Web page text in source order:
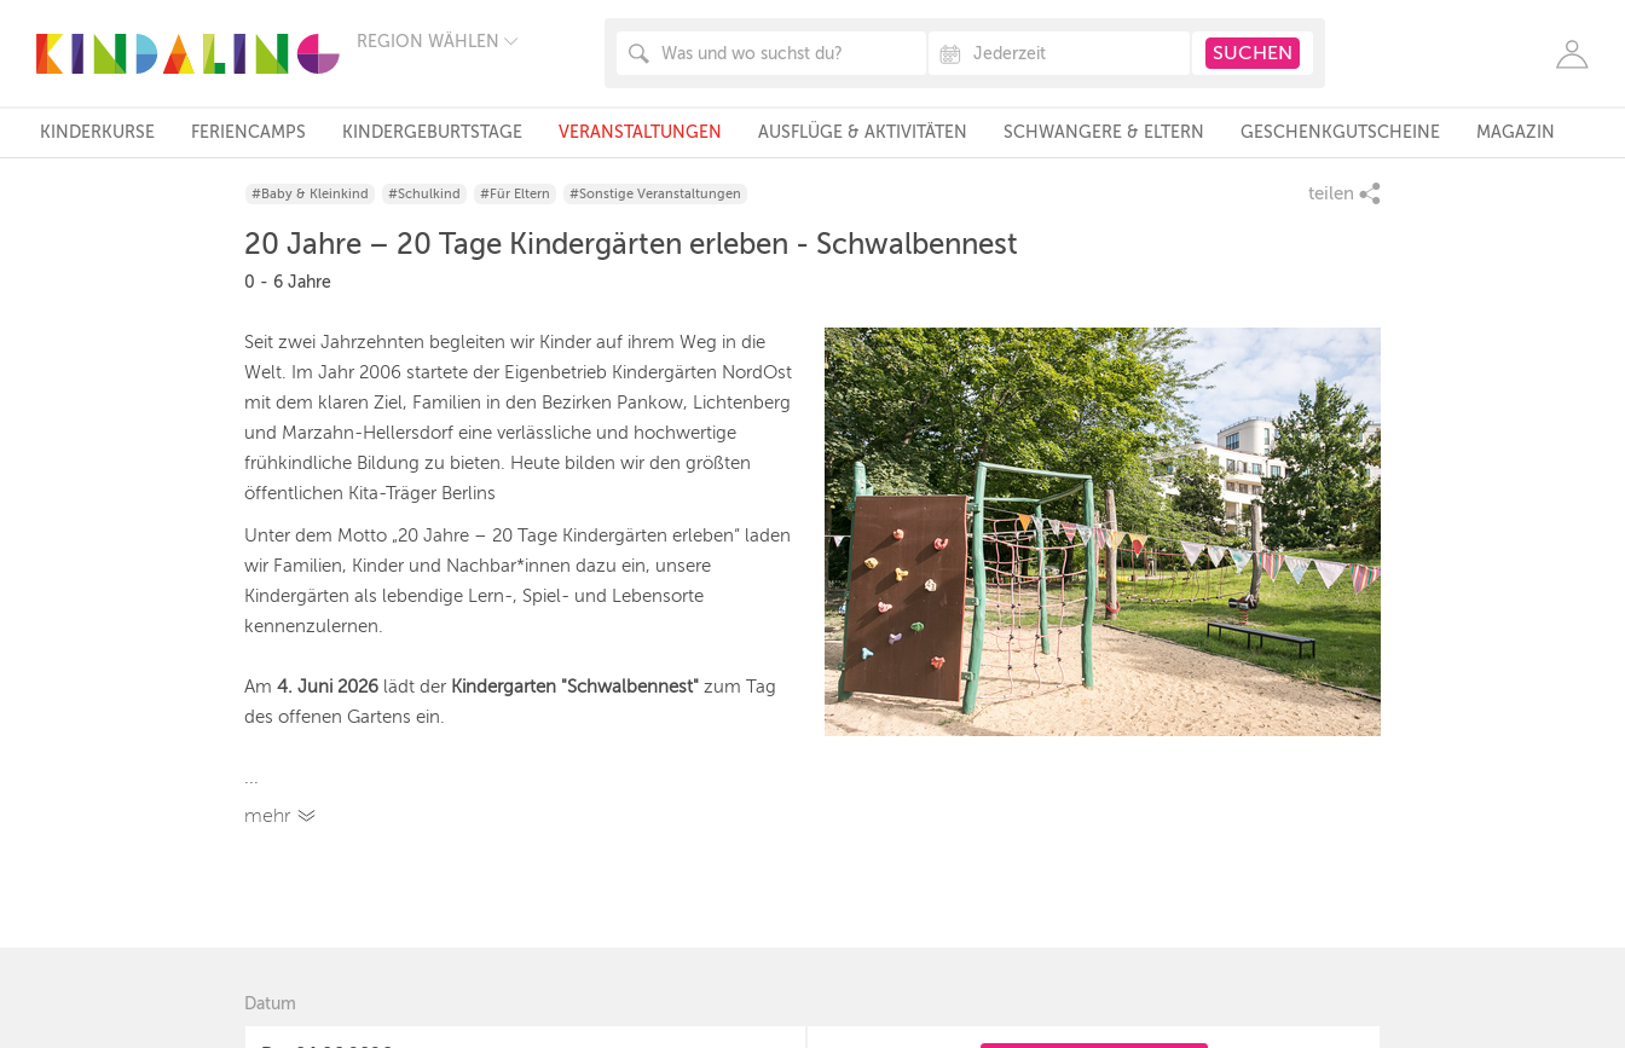
REGION WÄHLEN
FRANKFURT
KÖLN
STUTTGART
ESSEN
HANNOVER
WIEN
ZÜRICH
ANDERE
REGIONEN
KINDERKURSE FERIENCAMPS KINDERGEBURTSTAGE VERANSTALTUNGEN AUSFLÜGE & AKTIVITÄTEN SCHWANGERE & ELTERN GESCHENKGUTSCHEINE MAGAZIN
#Baby & Kleinkind #Schulkind #Für Eltern #Sonstige Veranstaltungen teilen
20 Jahre – 20 Tage Kindergärten erleben - Schwalbennest
0 - 6 Jahre
Seit zwei Jahrzehnten begleiten wir Kinder auf ihrem Weg in die
Welt. Im Jahr 2006 startete der Eigenbetrieb Kindergärten NordOst
mit dem klaren Ziel, Familien in den Bezirken Pankow, Lichtenberg
und Marzahn-Hellersdorf eine verlässliche und hochwertige
frühkindliche Bildung zu bieten. Heute bilden wir den größten
öffentlichen Kita-Träger Berlins
Unter dem Motto „20 Jahre – 20 Tage Kindergärten erleben“ laden
wir Familien, Kinder und Nachbar*innen dazu ein, unsere
Kindergärten als lebendige Lern-, Spiel- und Lebensorte
kennenzulernen.
Am 4. Juni 2026 lädt der Kindergarten "Schwalbennest" zum Tag
des offenen Gartens ein.
mehr
Datum